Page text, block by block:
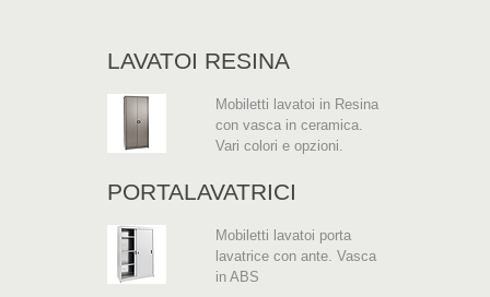
LAVATOI RESINA
Mobiletti lavatoi in Resina
con vasca in ceramica.
Vari colori e opzioni.
PORTALAVATRICI
Mobiletti lavatoi porta
lavatrice con ante. Vasca
in ABS